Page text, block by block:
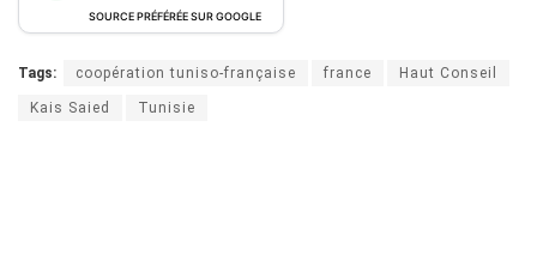
SOURCE PRÉFÉRÉE SUR GOOGLE
Tags: coopération tuniso-française france Haut Conseil
Kais Saied Tunisie